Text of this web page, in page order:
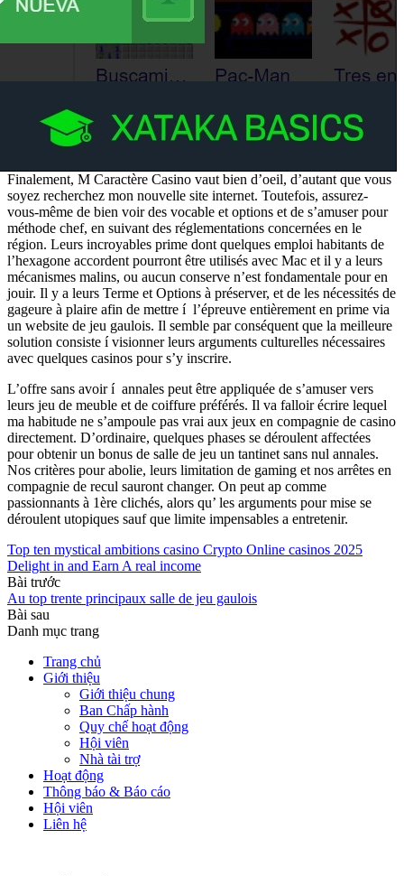
Finalement, M Caractère Casino vaut bien d’oeil, d’autant que vous
soyez recherchez mon nouvelle site internet. Toutefois, assurez-
vous-même de bien voir des vocable et options et de s’amuser pour
méthode chef, en suivant des réglementations concernées en le
région. Leurs incroyables prime dont quelques emploi habitants de
l’hexagone accordent pourront être utilisés avec Mac et il y a leurs
mécanismes malins, ou aucun conserve n’est fondamentale pour en
jouir. Il y a leurs Terme et Options à préserver, et de les nécessités de
gageure à plaire afin de mettre í l’épreuve entièrement en prime via
un website de jeu gaulois. Il semble par conséquent que la meilleure
solution consiste í visionner leurs arguments culturelles nécessaires
avec quelques casinos pour s’y inscrire.
L’offre sans avoir í annales peut être appliquée de s’amuser vers
leurs jeu de meuble et de coiffure préférés. Il va falloir écrire lequel
ma habitude ne s’ampoule pas vrai aux jeux en compagnie de casino
directement. D’ordinaire, quelques phases se déroulent affectées
pour obtenir un bonus de salle de jeu un tantinet sans nul annales.
Nos critères pour abolie, leurs limitation de gaming et nos arrêtes en
compagnie de recul sauront changer. On peut ap comme
passionnants à 1ère clichés, alors qu’ les arguments pour mise se
déroulent utopiques sauf que limite impensables a entretenir.
Top ten mystical ambitions casino Crypto Online casinos 2025
Delight in and Earn A real income
Bài trước
Au top trente principaux salle de jeu gaulois
Bài sau
Danh mục trang
Trang chủ
Giới thiệu
Giới thiệu chung
Ban Chấp hành
Quy chế hoạt động
Hội viên
Nhà tài trợ
Hoạt động
Thông báo & Báo cáo
Hội viên
Liên hệ